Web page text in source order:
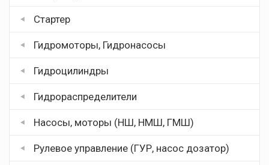
Стартер
Гидромоторы, Гидронасосы
Гидроцилиндры
Гидрораспределители
Насосы, моторы (НШ, НМШ, ГМШ)
Рулевое управление (ГУР, насос дозатор)